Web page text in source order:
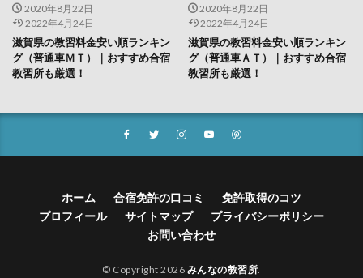
2020年8月22日
2022年4月24日
滋賀県の教習料金安い順ランキン
グ（普通車ＭＴ）｜おすすめ合宿
教習所も厳選！
2020年8月22日
2022年4月24日
滋賀県の教習料金安い順ランキン
グ（普通車ＡＴ）｜おすすめ合宿
教習所も厳選！
ホーム 合宿免許の口コミ
免許取得のコツ
プロフィール
サイトマップ
プライバシーポリシー
お問い合わせ
© Copyright 2026 みんなの教習所.